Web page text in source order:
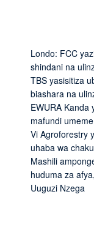
Londo: FCC
shindani na
TBS yasisitiza
biashara na
EWURA Kanda
mafundi
Vi Agroforestry
uhaba wa
Mashili
huduma za
Uuguzi Nzega